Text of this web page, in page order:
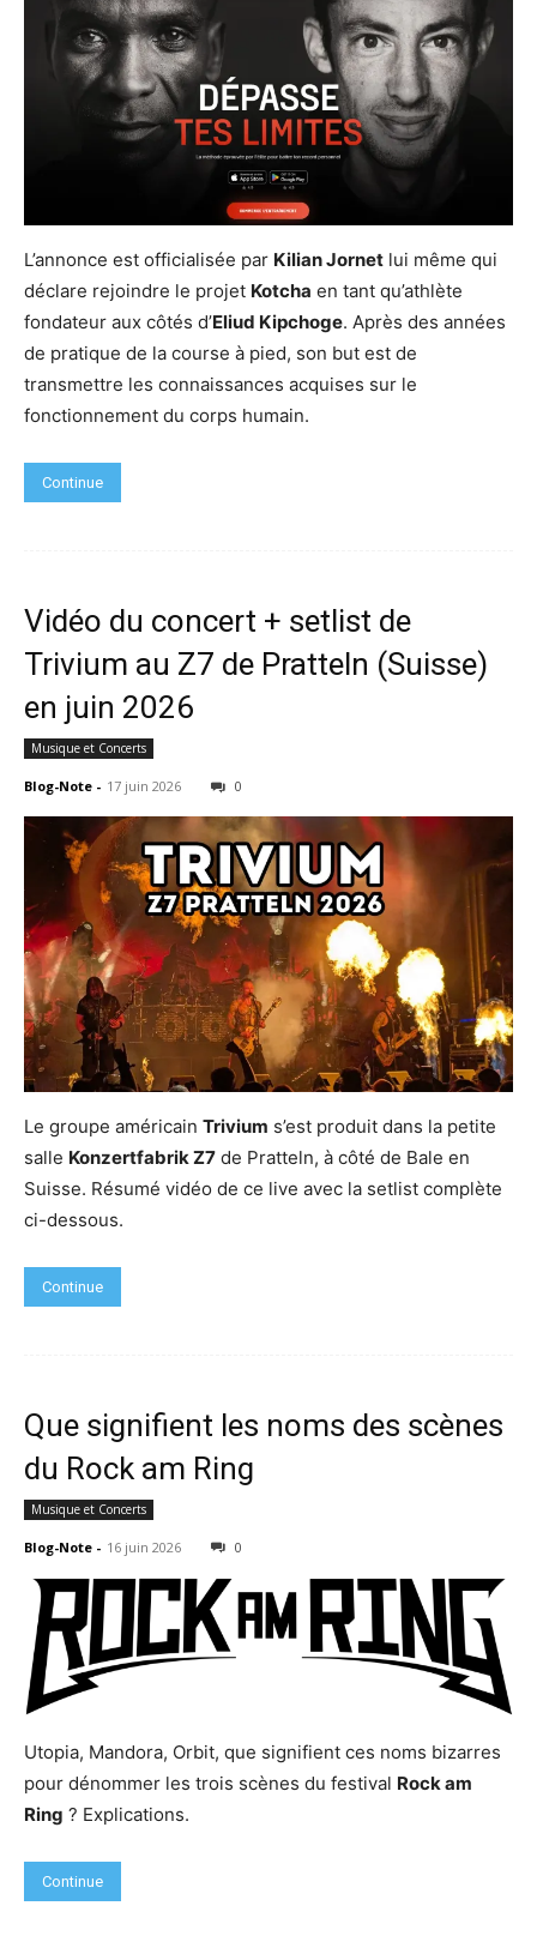
L’annonce est officialisée par Kilian Jornet lui même qui
déclare rejoindre le projet Kotcha en tant qu’athlète
fondateur aux côtés d’Eliud Kipchoge. Après des années
de pratique de la course à pied, son but est de
transmettre les connaissances acquises sur le
fonctionnement du corps humain.
Continue
Vidéo du concert + setlist de
Trivium au Z7 de Pratteln (Suisse)
en juin 2026
Musique et Concerts
Blog-Note - 17 juin 2026 0
Le groupe américain Trivium s’est produit dans la petite
salle Konzertfabrik Z7 de Pratteln, à côté de Bale en
Suisse. Résumé vidéo de ce live avec la setlist complète
ci-dessous.
Continue
Que signifient les noms des scènes
du Rock am Ring
Musique et Concerts
Blog-Note - 16 juin 2026 0
Utopia, Mandora, Orbit, que signifient ces noms bizarres
pour dénommer les trois scènes du festival Rock am
Ring ? Explications.
Continue